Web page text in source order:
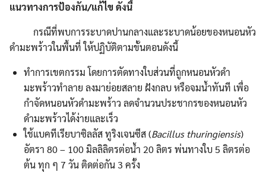
แนวทางการป้องกัน/แก้ไข ดังนี้
กรณีที่พบการระบาดปานกลางและระบาดน้อยของหนอนหัว
ดำมะพร้าวในพื้นที่ ให้ปฏิบัติตามขั้นตอนดังนี้
ทำการเขตกรรม โดยการตัดทางใบส่วนที่ถูกหนอนหัวดำ
มะพร้าวทำลาย ลงมาย่อยสลาย ฝังกลบ หรือจมน้ำทันที เพื่อ
กำจัดหนอนหัวดำมะพร้าว ลดจำนวนประชากรของหนอนหัว
ดำมะพร้าวได้ง่ายและเร็ว
ใช้แบคทีเรียบาซิลลัส ทูริงเจนซีส (Bacillus thuringiensis)
อัตรา 80 – 100 มิลลิลิตรต่อน้ำ 20 ลิตร พ่นทางใบ 5 ลิตรต่อ
ต้น ทุก ๆ 7 วัน ติดต่อกัน 3 ครั้ง